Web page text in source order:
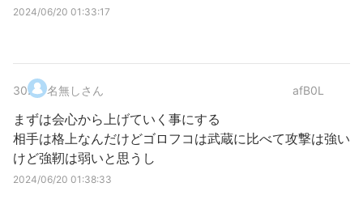
2024/06/20 01:33:17
30. 名無しさん afB0L
まずは会心から上げていく事にする
相手は格上なんだけどゴロフコは武蔵に比べて攻撃は強い
けど強靭は弱いと思うし
2024/06/20 01:38:33